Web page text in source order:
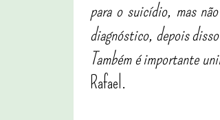
para o suicídio, mas
diagnóstico, depois
Também é importante
Rafael.